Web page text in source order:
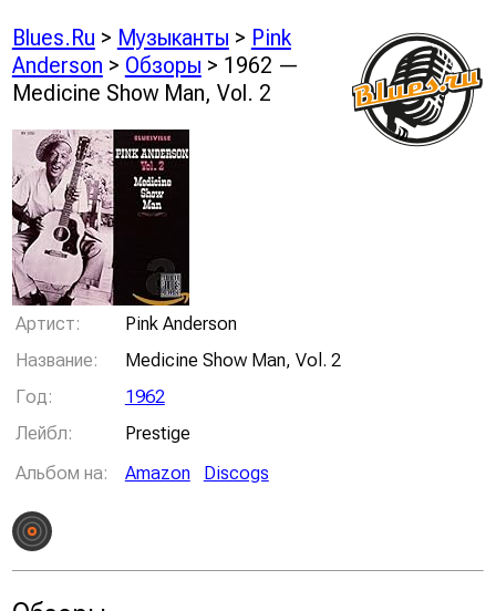
Blues.Ru > Музыканты > Pink
Anderson > Обзоры > 1962 —
Medicine Show Man, Vol. 2
Артист:
Pink Anderson
Название:
Medicine Show Man, Vol. 2
Год:
1962
Лейбл:
Prestige
Альбом на:
Amazon Discogs